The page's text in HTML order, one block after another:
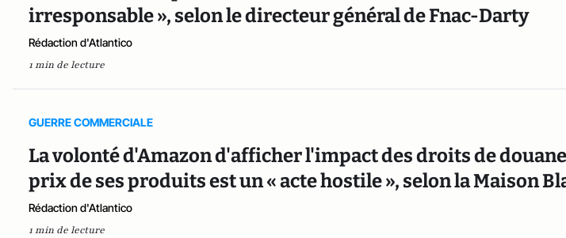
irresponsable », selon le directeur général de Fnac-Darty
Rédaction d'Atlantico
1 min de lecture
GUERRE COMMERCIALE
La volonté d'Amazon d'afficher l'impact des droits de
prix de ses produits est un « acte hostile », selon la Maison
Rédaction d'Atlantico
1 min de lecture